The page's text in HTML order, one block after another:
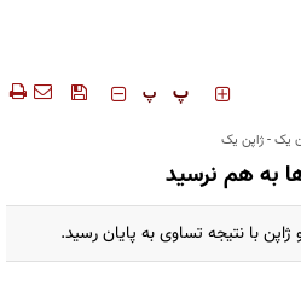
‍‍‍ پ پ
یک - ژاپن یک
به هم نرسید
با نتیجه تساوی به پایان رسید.